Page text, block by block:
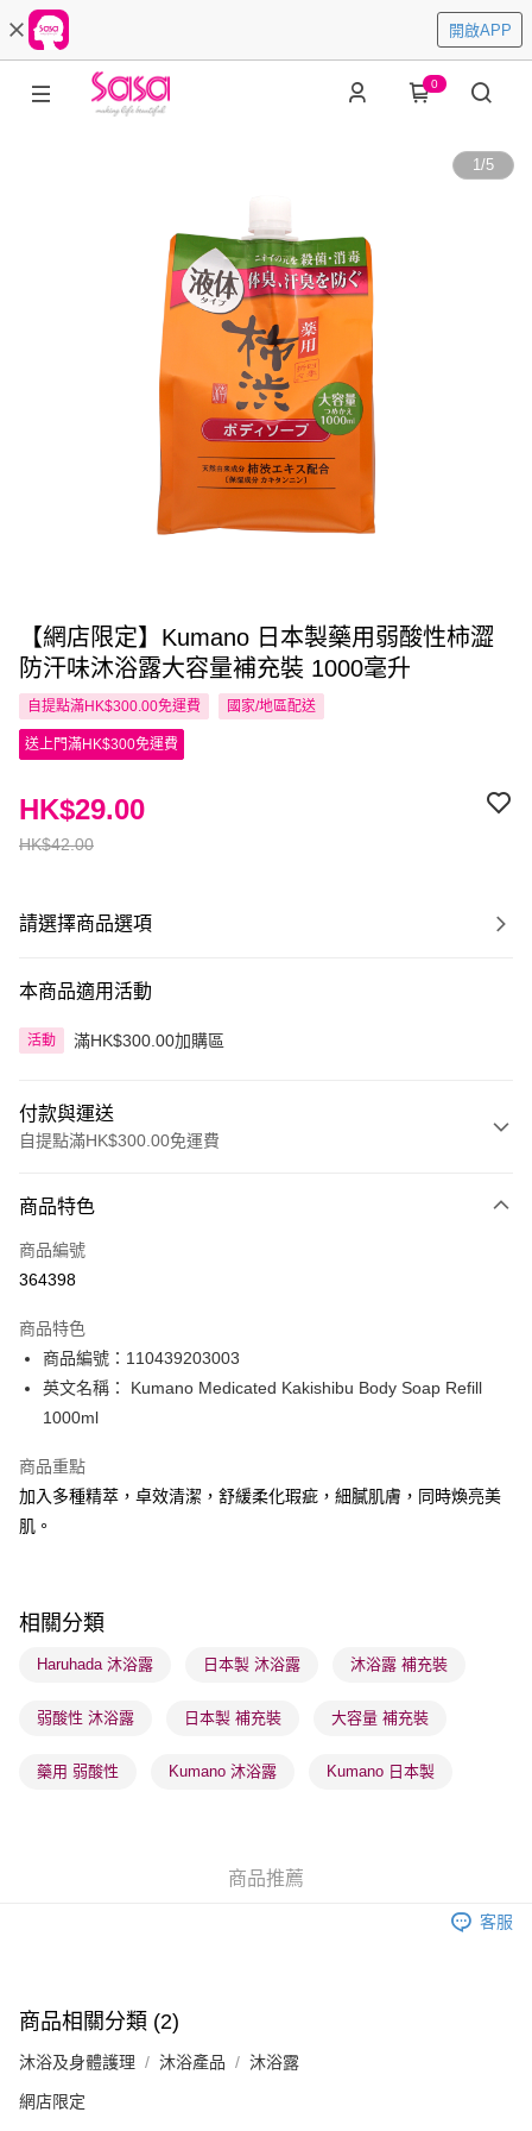
開啟APP
0
1/5
【網店限定】Kumano 日本製藥用弱酸性柿澀
防汗味沐浴露大容量補充裝 1000毫升
自提點滿HK$300.00免運費 國家/地區配送
送上門滿HK$300免運費
HK$42.00
HK$29.00
請選擇商品選項
本商品適用活動
活動 滿HK$300.00加購區
付款與運送
自提點滿HK$300.00免運費
信用卡
Apple Pay
PayMe
WeChat Pay
送貨方式
順豐自助櫃 - 確認發貨後1-3個工作天送達
順豐站及營業點 - 確認發貨後1-3個工作天送達
物流公司進行物流配送
澳門地區配送 - 確認發貨後1-4個工作天送達
商品特色
商品編號
364398
商品特色
商品編號：110439203003
英文名稱： Kumano Medicated Kakishibu Body Soap Refill
1000ml
商品重點
加入多種精萃，卓效清潔，舒緩柔化瑕疵，細膩肌膚，同時煥亮美
肌。
相關分類
Haruhada 沐浴露 日本製 沐浴露 沐浴露 補充裝
弱酸性 沐浴露 日本製 補充裝 大容量 補充裝
藥用 弱酸性 Kumano 沐浴露 Kumano 日本製
商品推薦
客服
商品相關分類 (2)
沐浴及身體護理 沐浴產品 沐浴露
網店限定